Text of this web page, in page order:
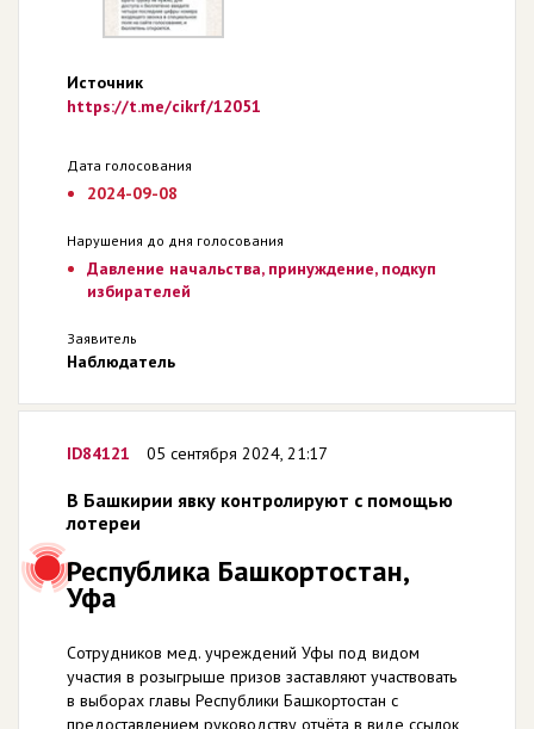
Источник
https://t.me/cikrf/12051
Дата голосования
2024-09-08
Нарушения до дня голосования
Давление начальства, принуждение, подкуп
избирателей
Заявитель
Наблюдатель
ID84121 05 сентября 2024, 21:17
В Башкирии явку контролируют с помощью
лотереи
Республика Башкортостан,
Уфа
Cотрудников мед. учреждений Уфы под видом
участия в розыгрыше призов заставляют участвовать
в выборах главы Республики Башкортостан с
предоставлением руководству отчёта в виде ссылок